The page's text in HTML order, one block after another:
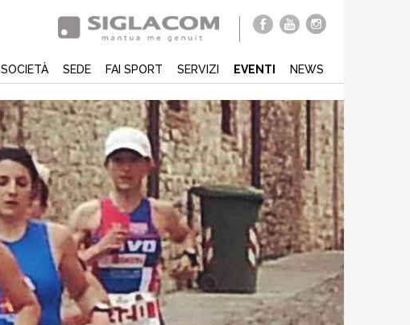
SOCIETÀ SEDE FAI SPORT SERVIZI EVENTI NEWS